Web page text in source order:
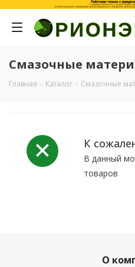
Смазочные
Главная - Каталог - Смазочные
К
В данный
товаров
О